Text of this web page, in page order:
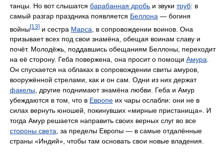
танцы. Но вот слышатся барабанная дробь и звуки труб: в
самый разгар праздника появляется Беллона — богиня
войны[13] и сестра Марса , в сопровождении воинов. Она
призывает всех под свои знамёна, обещая воинам славу и
почёт. Молодёжь, поддавшись обещаниям Беллоны, переходит
на её сторону. Геба повержена, она просит о помощи Амура.
Он спускается на облаках в сопровождении свиты амуров,
вооружённой стрелами, как и он сам. Одни из них держат
факелы, другие поднимают знамёна любви. Геба и Амур
убеждаются в том, что в Европе их чары ослабли: они не в
силах вернуть юношей, покинувших «мирные пристанища». И
тогда Амур решается направить своих верных слуг во все
стороны света, за пределы Европы — в самые отдалённые
страны «Индий», чтобы там основать свои новые владения.